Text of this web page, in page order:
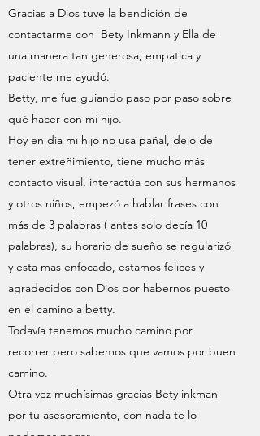
Gracias a Dios tuve la bendición de
contactarme con Bety Inkmann y Ella de
una manera tan generosa, empatica y
paciente me ayudó.
Betty, me fue guiando paso por paso sobre
qué hacer con mi hijo.
Hoy en día mi hijo no usa pañal, dejo de
tener extreñimiento, tiene mucho más
contacto visual, interactúa con sus hermanos
y otros niños, empezó a hablar frases con
más de 3 palabras ( antes solo decía 10
palabras), su horario de sueño se regularizó
y esta mas enfocado, estamos felices y
agradecidos con Dios por habernos puesto
en el camino a betty.
Todavía tenemos mucho camino por
recorrer pero sabemos que vamos por buen
camino.
Otra vez muchísimas gracias Bety inkman
por tu asesoramiento, con nada te lo